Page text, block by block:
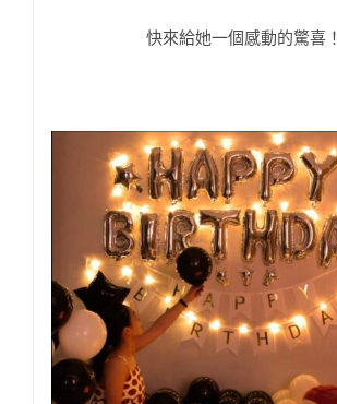
快來給她一個感動的驚喜！